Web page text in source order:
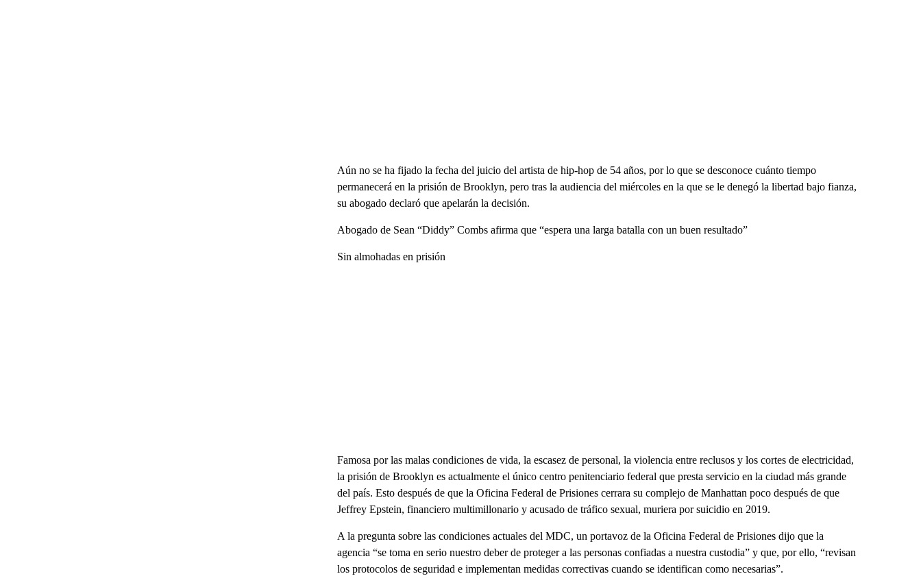
Aún no se ha fijado la fecha del juicio del artista de hip-hop de 54 años, por lo que se desconoce cuánto tiempo
permanecerá en la prisión de Brooklyn, pero tras la audiencia del miércoles en la que se le denegó la libertad bajo fianza,
su abogado declaró que apelarán la decisión.
Abogado de Sean “Diddy” Combs afirma que “espera una larga batalla con un buen resultado”
Sin almohadas en prisión
Famosa por las malas condiciones de vida, la escasez de personal, la violencia entre reclusos y los cortes de electricidad,
la prisión de Brooklyn es actualmente el único centro penitenciario federal que presta servicio en la ciudad más grande
del país. Esto después de que la Oficina Federal de Prisiones cerrara su complejo de Manhattan poco después de que
Jeffrey Epstein, financiero multimillonario y acusado de tráfico sexual, muriera por suicidio en 2019.
A la pregunta sobre las condiciones actuales del MDC, un portavoz de la Oficina Federal de Prisiones dijo que la
agencia “se toma en serio nuestro deber de proteger a las personas confiadas a nuestra custodia” y que, por ello, “revisan
los protocolos de seguridad e implementan medidas correctivas cuando se identifican como necesarias”.